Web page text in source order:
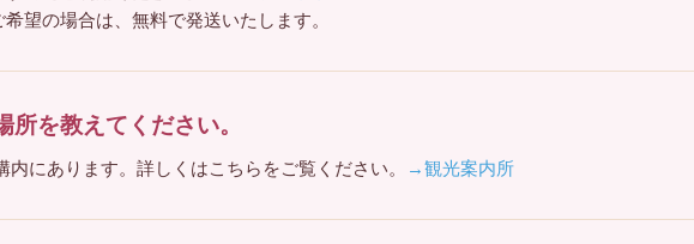
望の場合は、無料で発送いたします。
所を教えてください。
にあります。詳しくはこちらをご覧ください。 →観光案内所